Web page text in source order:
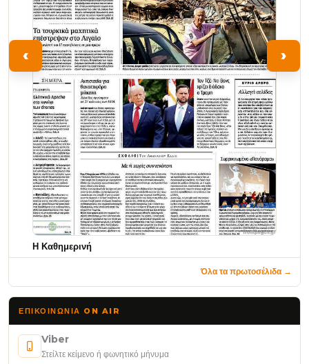
‹
Η Καθημερινή
›
Όλα τα πρωτοσέλιδα →
ΕΠΙΚΟΙΝΩΝΊΑ ON AIR
Viber
Στείλτε κείμενο ή φωνητικό μήνυμα